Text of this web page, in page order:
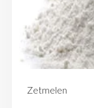
Zetmelen